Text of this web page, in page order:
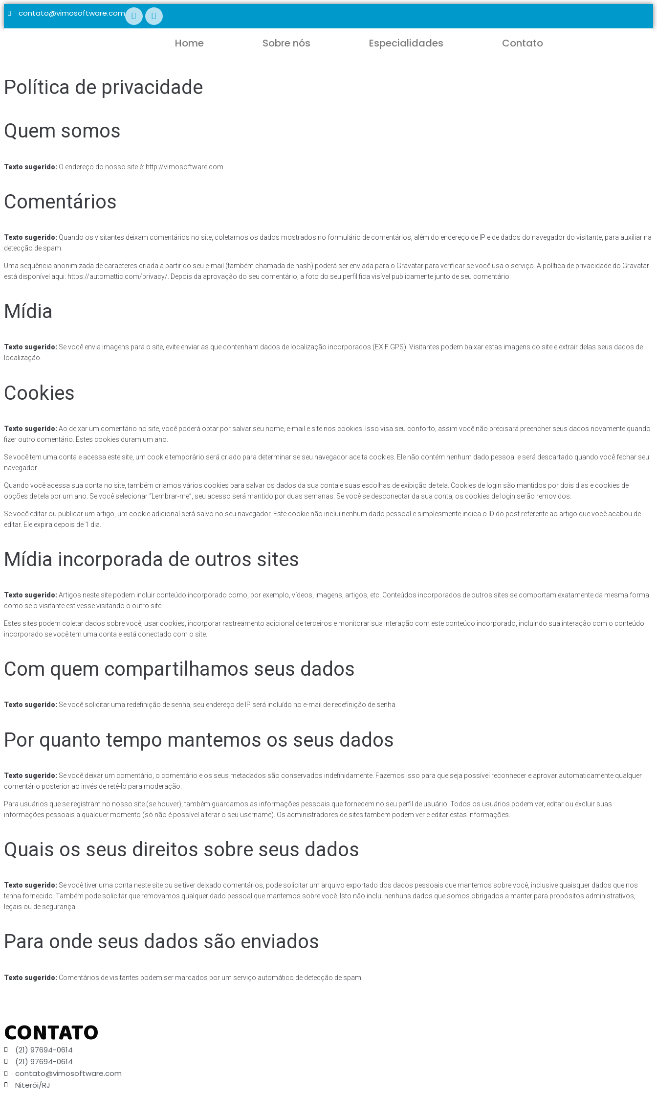
contato@vimosoftware.com
Home Sobre nós Especialidades Contato
Política de privacidade
Quem somos
Texto sugerido: O endereço do nosso site é: http://vimosoftware.com.
Comentários
Texto sugerido: Quando os visitantes deixam comentários no site, coletamos os dados mostrados no formulário de comentários, além do endereço de IP e de dados do navegador do visitante, para auxiliar na
detecção de spam.
Uma sequência anonimizada de caracteres criada a partir do seu e-mail (também chamada de hash) poderá ser enviada para o Gravatar para verificar se você usa o serviço. A política de privacidade do Gravatar
está disponível aqui: https://automattic.com/privacy/. Depois da aprovação do seu comentário, a foto do seu perfil fica visível publicamente junto de seu comentário.
Mídia
Texto sugerido: Se você envia imagens para o site, evite enviar as que contenham dados de localização incorporados (EXIF GPS). Visitantes podem baixar estas imagens do site e extrair delas seus dados de
localização.
Cookies
Texto sugerido:Ao deixar um comentário no site, você poderá optar por salvar seu nome, e-mail e site nos cookies. Isso visa seu conforto, assim você não precisará preencher seus dados novamente quando
fizer outro comentário. Estes cookies duram um ano.
Se você tem uma conta e acessa este site, um cookie temporário será criado para determinar se seu navegador aceita cookies. Ele não contém nenhum dado pessoal e será descartado quando você fechar seu
navegador.
Quando você acessa sua conta no site, também criamos vários cookies para salvar os dados da sua conta e suas escolhas de exibição de tela. Cookies de login são mantidos por dois dias e cookies de
opções de tela por um ano. Se você selecionar “Lembrar-me”, seu acesso será mantido por duas semanas. Se você se desconectar da sua conta, os cookies de login serão removidos.
Se você editar ou publicar um artigo, um cookie adicional será salvo no seu navegador. Este cookie não inclui nenhum dado pessoal e simplesmente indica o ID do post referente ao artigo que você acabou de
editar. Ele expira depois de 1 dia.
Mídia incorporada de outros sites
Texto sugerido:Artigos neste site podem incluir conteúdo incorporado como, por exemplo, vídeos, imagens, artigos, etc. Conteúdos incorporados de outros sites se comportam exatamente da mesma forma
como se o visitante estivesse visitando o outro site.
Estes sites podem coletar dados sobre você, usar cookies, incorporar rastreamento adicional de terceiros e monitorar sua interação com este conteúdo incorporado, incluindo sua interação com o conteúdo
incorporado se você tem uma conta e está conectado com o site.
Com quem compartilhamos seus dados
Texto sugerido: Se você solicitar uma redefinição de senha, seu endereço de IP será incluído no e-mail de redefinição de senha.
Por quanto tempo mantemos os seus dados
Texto sugerido: Se você deixar um comentário, o comentário e os seus metadados são conservados indefinidamente. Fazemos isso para que seja possível reconhecer e aprovar automaticamente qualquer
comentário posterior ao invés de retê-lo para moderação.
Para usuários que se registram no nosso site (se houver), também guardamos as informações pessoais que fornecem no seu perfil de usuário. Todos os usuários podem ver, editar ou excluir suas
informações pessoais a qualquer momento (só não é possível alterar o seu username). Os administradores de sites também podem ver e editar estas informações.
Quais os seus direitos sobre seus dados
Texto sugerido: Se você tiver uma conta neste site ou se tiver deixado comentários, pode solicitar um arquivo exportado dos dados pessoais que mantemos sobre você, inclusive quaisquer dados que nos
tenha fornecido. Também pode solicitar que removamos qualquer dado pessoal que mantemos sobre você. Isto não inclui nenhuns dados que somos obrigados a manter para propósitos administrativos,
legais ou de segurança.
Para onde seus dados são enviados
Texto sugerido: Comentários de visitantes podem ser marcados por um serviço automático de detecção de spam.
CONTATO
(21) 97694-0614
(21) 97694-0614
contato@vimosoftware.com
Niterói/RJ